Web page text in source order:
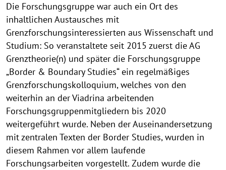
Die Forschungsgruppe war auch ein Ort des
inhaltlichen Austausches mit
Grenzforschungsinteressierten aus Wissenschaft und
Studium: So veranstaltete seit 2015 zuerst die AG
Grenztheorie(n) und später die Forschungsgruppe
„Border & Boundary Studies“ ein regelmäßiges
Grenzforschungskolloquium, welches von den
weiterhin an der Viadrina arbeitenden
Forschungsgruppenmitgliedern bis 2020
weitergeführt wurde. Neben der Auseinandersetzung
mit zentralen Texten der Border Studies, wurden in
diesem Rahmen vor allem laufende
Forschungsarbeiten vorgestellt. Zudem wurde die